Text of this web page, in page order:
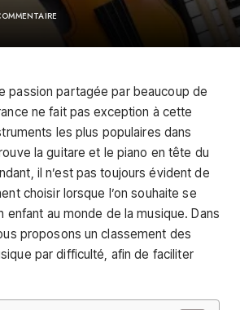
passion partagée par beaucoup de
ne fait pas exception à cette
les plus populaires dans
la guitare et le piano en tête du
il n’est pas toujours évident de
choisir lorsque l’on souhaite se
enfant au monde de la musique. Dans
proposons un classement des
par difficulté, afin de faciliter